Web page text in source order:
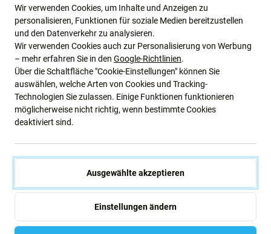
Wenn Sie Ihr Gerät Apple iPhone X zerlegt haben und
neuen Klebstoffbenötigen, ist dies das Teil, das Sie
brauchen, damit Ihr Gerät wieder funktionsfähig ist.
Qualität der Ersatzteile
Qualität: Aftermarket– Als Aftermarket verkaufte
Ersatzteile werden nach den gleichen Standards,
Das als Aftermarket gelieferte Ersatzteil kann (in seltenen
Fällen) minimale Abweichungen in Funktionalität,
Qualität oder Aussehen aufweisen. Weitere Informationen
zum Thema Qualität finden Sie in unserem Blog, in dem
wir uns ausführlicher mit dem Thema befassen.
Wir verwenden Cookies, um Inhalte und Anzeigen zu
personalisieren, Funktionen für soziale Medien bereitzustellen
und den Datenverkehr zu analysieren.
Wir verwenden Cookies auch zur Personalisierung von Werbung
– mehr erfahren Sie in den Google-Richtlinien.
Über die Schaltfläche "Cookie-Einstellungen" können Sie
auswählen, welche Arten von Cookies und Tracking-
Technologien Sie zulassen. Einige Funktionen funktionieren
möglicherweise nicht richtig, wenn bestimmte Cookies
deaktiviert sind.
Ausgewählte akzeptieren
Einstellungen ändern